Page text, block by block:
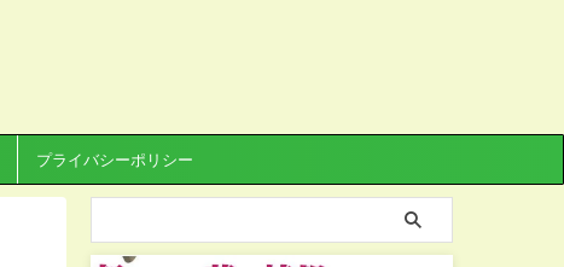
プライバシーポリシー